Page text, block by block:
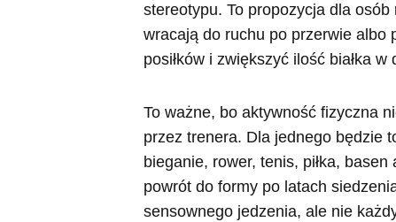
stereotypu. To propozycja dla
wracają do ruchu po przerwie albo
posiłków i zwiększyć ilość białka w
To ważne, bo aktywność fizyczna
przez trenera. Dla jednego będzie
bieganie, rower, tenis, piłka,
powrót do formy po latach
sensownego jedzenia, ale nie